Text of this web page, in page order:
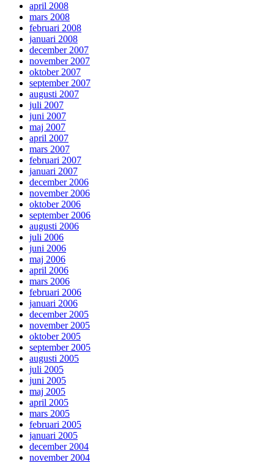
april 2008
mars 2008
februari 2008
januari 2008
december 2007
november 2007
oktober 2007
september 2007
augusti 2007
juli 2007
juni 2007
maj 2007
april 2007
mars 2007
februari 2007
januari 2007
december 2006
november 2006
oktober 2006
september 2006
augusti 2006
juli 2006
juni 2006
maj 2006
april 2006
mars 2006
februari 2006
januari 2006
december 2005
november 2005
oktober 2005
september 2005
augusti 2005
juli 2005
juni 2005
maj 2005
april 2005
mars 2005
februari 2005
januari 2005
december 2004
november 2004